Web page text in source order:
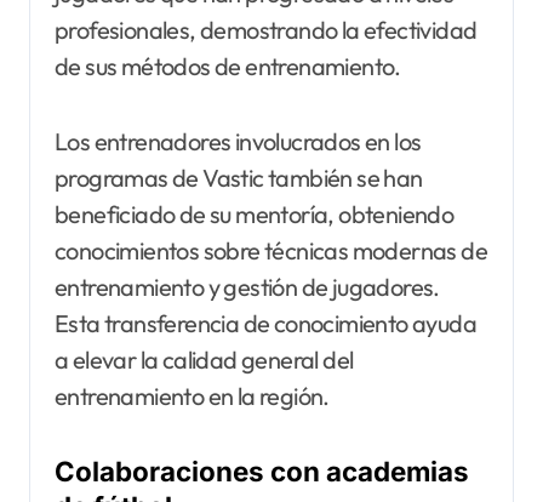
profesionales, demostrando la efectividad
de sus métodos de entrenamiento.
Los entrenadores involucrados en los
programas de Vastic también se han
beneficiado de su mentoría, obteniendo
conocimientos sobre técnicas modernas de
entrenamiento y gestión de jugadores.
Esta transferencia de conocimiento ayuda
a elevar la calidad general del
entrenamiento en la región.
Colaboraciones con academias